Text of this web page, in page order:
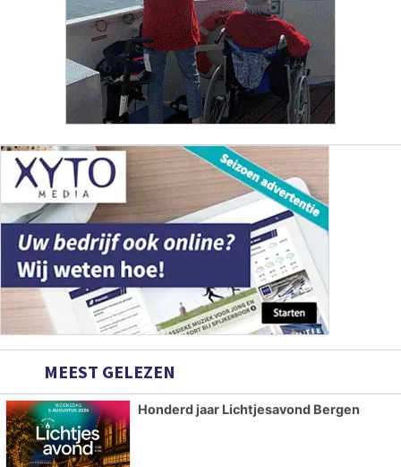
MEEST GELEZEN
Honderd jaar Lichtjesavond Bergen